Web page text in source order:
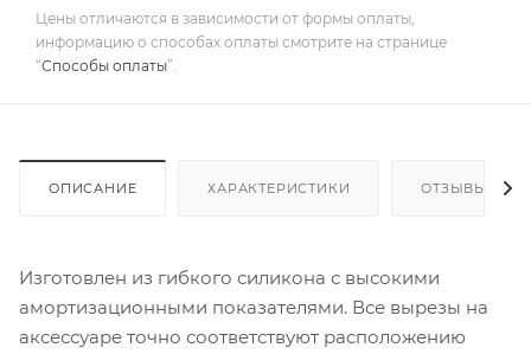
Цены отличаются в зависимости от формы оплаты,
информацию о способах оплаты смотрите на странице
“Способы оплаты”.
ОПИСАНИЕ ХАРАКТЕРИСТИКИ ОТЗЫВЫ
Изготовлен из гибкого силикона с высокими
амортизационными показателями. Все вырезы на
аксессуаре точно соответствуют расположению